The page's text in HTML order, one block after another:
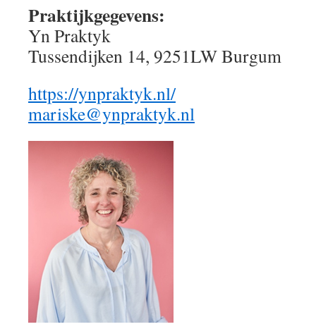
Praktijkgegevens:
Yn Praktyk
Tussendijken 14, 9251LW Burgum
https://ynpraktyk.nl/
mariske@ynpraktyk.nl